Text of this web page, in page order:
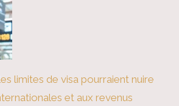
limites de visa pourraient nuire
et aux revenus